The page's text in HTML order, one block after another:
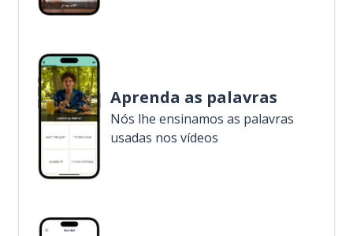
Aprenda as palavras
Nós lhe ensinamos as palavras
usadas nos vídeos